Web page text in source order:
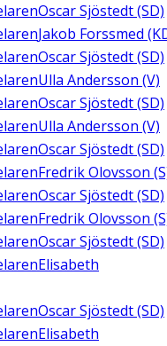
Oscar Sjöstedt (SD)
Jakob Forssmed
Oscar Sjöstedt (SD)
Ulla Andersson (V)
Oscar Sjöstedt (SD)
Ulla Andersson (V)
Oscar Sjöstedt (SD)
Fredrik Olovsson
Oscar Sjöstedt (SD)
Fredrik Olovsson
Oscar Sjöstedt (SD)
Elisabeth
Oscar Sjöstedt (SD)
Elisabeth